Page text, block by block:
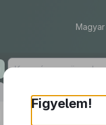
Figyelem!